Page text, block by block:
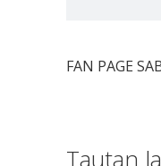
FAN PAGE
Tautan